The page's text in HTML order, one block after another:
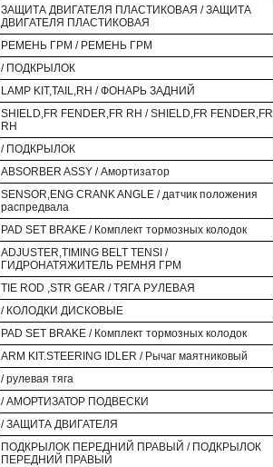
ЗАЩИТА ДВИГАТЕЛЯ ПЛАСТИКОВАЯ / ЗАЩИТА
ДВИГАТЕЛЯ ПЛАСТИКОВАЯ
РЕМЕНЬ ГРМ / РЕМЕНЬ ГРМ
/ ПОДКРЫЛОК
LAMP KIT,TAIL,RH / ФОНАРЬ ЗАДНИЙ
SHIELD,FR FENDER,FR RH / SHIELD,FR FENDER,FR
RH
/ ПОДКРЫЛОК
ABSORBER ASSY / Амортизатор
SENSOR,ENG CRANK ANGLE / датчик положения
распредвала
PAD SET BRAKE / Комплект тормозных колодок
ADJUSTER,TIMING BELT TENSI /
ГИДРОНАТЯЖИТЕЛЬ РЕМНЯ ГРМ
TIE ROD ,STR GEAR / ТЯГА РУЛЕВАЯ
/ КОЛОДКИ ДИСКОВЫЕ
PAD SET BRAKE / Комплект тормозных колодок
ARM KIT.STEERING IDLER / Рычаг маятниковый
/ рулевая тяга
/ АМОРТИЗАТОР ПОДВЕСКИ
/ ЗАЩИТА ДВИГАТЕЛЯ
ПОДКРЫЛОК ПЕРЕДНИЙ ПРАВЫЙ / ПОДКРЫЛОК
ПЕРЕДНИЙ ПРАВЫЙ